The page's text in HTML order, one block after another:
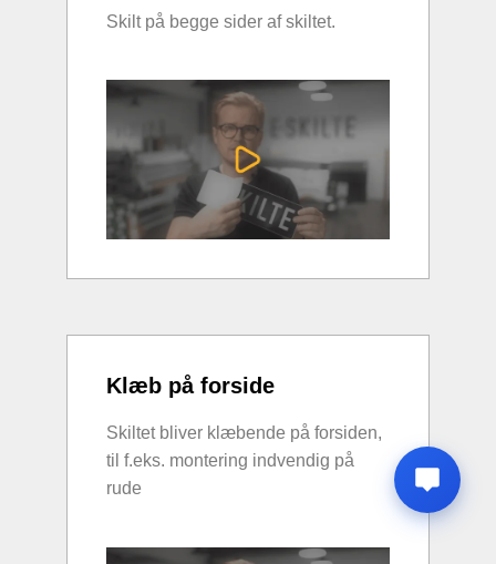
Skilt på begge sider af skiltet.
Klæb på forside
Skiltet bliver klæbende på forsiden,
til f.eks. montering indvendig på
rude